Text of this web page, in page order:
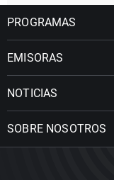
PROGRAMAS
EMISORAS
NOTICIAS
SOBRE NOSOTROS